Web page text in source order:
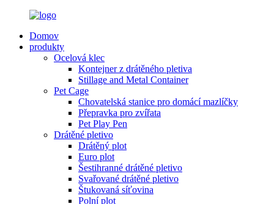
Domov
produkty
Ocelová klec
Kontejner z drátěného pletiva
Stillage and Metal Container
Pet Cage
Chovatelská stanice pro domácí mazlíčky
Přepravka pro zvířata
Pet Play Pen
Drátěné pletivo
Drátěný plot
Euro plot
Šestihranné drátěné pletivo
Svařované drátěné pletivo
Štukovaná síťovina
Polní plot